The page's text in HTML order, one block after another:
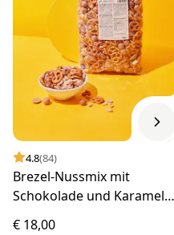
4.8(84)
Brezel-Nussmix mit
Schokolade und Karamell
€ 18,00